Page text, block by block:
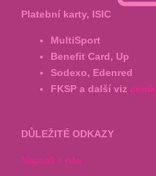
Platební karty, ISIC
MultiSport
Benefit Card, Up
Sodexo, Edenred
FKSP a další viz ceník
DŮLEŽITÉ ODKAZY
Napsali o nás